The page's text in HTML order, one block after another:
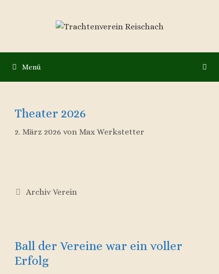
Menü
Theater 2026
2. März 2026 von Max Werkstetter
Kategorien
Archiv Verein
Ball der Vereine war ein voller
Erfolg